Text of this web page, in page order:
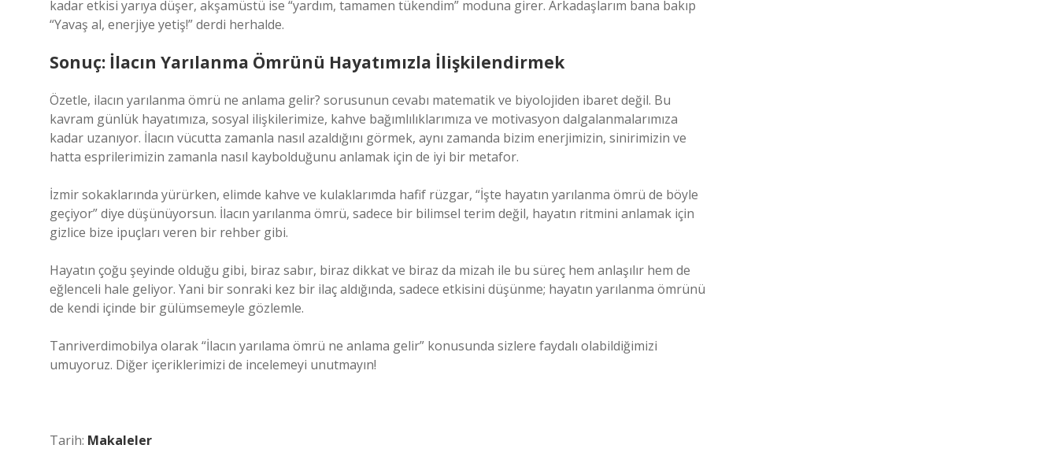
kadar etkisi yarıya düşer, akşamüstü ise “yardım, tamamen tükendim” moduna girer. Arkadaşlarım bana bakıp
“Yavaş al, enerjiye yetiş!” derdi herhalde.
Sonuç: İlacın Yarılanma Ömrünü Hayatımızla İlişkilendirmek
Özetle, ilacın yarılanma ömrü ne anlama gelir? sorusunun cevabı matematik ve biyolojiden ibaret değil. Bu
kavram günlük hayatımıza, sosyal ilişkilerimize, kahve bağımlılıklarımıza ve motivasyon dalgalanmalarımıza
kadar uzanıyor. İlacın vücutta zamanla nasıl azaldığını görmek, aynı zamanda bizim enerjimizin, sinirimizin ve
hatta esprilerimizin zamanla nasıl kaybolduğunu anlamak için de iyi bir metafor.
İzmir sokaklarında yürürken, elimde kahve ve kulaklarımda hafif rüzgar, “İşte hayatın yarılanma ömrü de böyle
geçiyor” diye düşünüyorsun. İlacın yarılanma ömrü, sadece bir bilimsel terim değil, hayatın ritmini anlamak için
gizlice bize ipuçları veren bir rehber gibi.
Hayatın çoğu şeyinde olduğu gibi, biraz sabır, biraz dikkat ve biraz da mizah ile bu süreç hem anlaşılır hem de
eğlenceli hale geliyor. Yani bir sonraki kez bir ilaç aldığında, sadece etkisini düşünme; hayatın yarılanma ömrünü
de kendi içinde bir gülümsemeyle gözlemle.
Tanriverdimobilya olarak “İlacın yarılama ömrü ne anlama gelir” konusunda sizlere faydalı olabildiğimizi
umuyoruz. Diğer içeriklerimizi de incelemeyi unutmayın!
Tarih: Makaleler